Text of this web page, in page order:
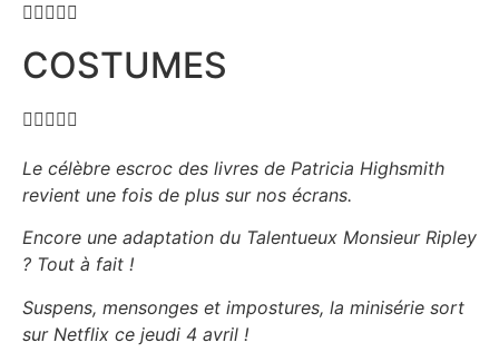

COSTUMES

Le célèbre escroc des livres de Patricia Highsmith
revient une fois de plus sur nos écrans.
Encore une adaptation du Talentueux Monsieur Ripley
? Tout à fait !
Suspens, mensonges et impostures, la minisérie sort
sur Netflix ce jeudi 4 avril !